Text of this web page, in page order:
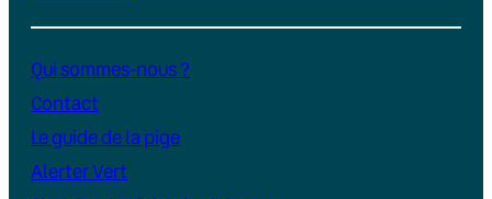
Qui sommes-nous ?
Contact
Le guide de la pige
Alerter Vert